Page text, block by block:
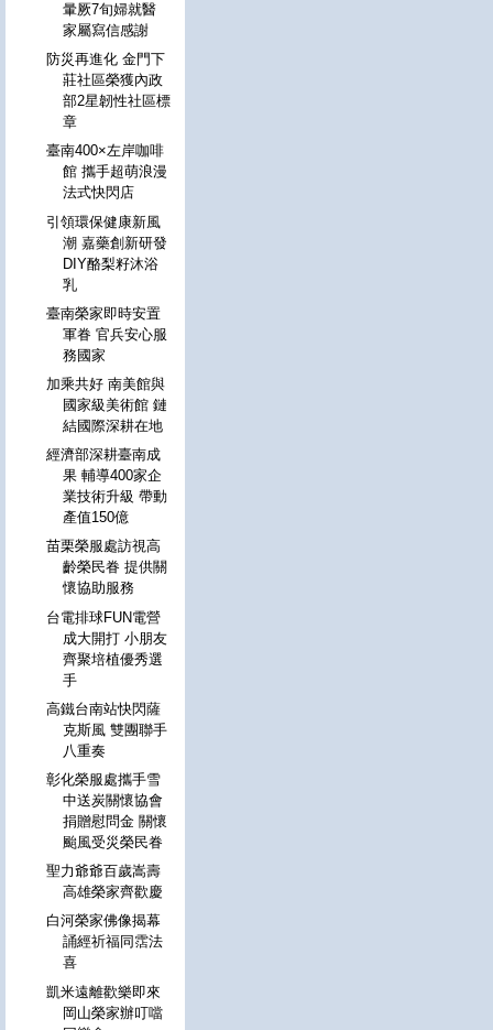
暈厥7旬婦就醫
家屬寫信感謝
防災再進化 金門下
莊社區榮獲內政
部2星韌性社區標
章
臺南400×左岸咖啡
館 攜手超萌浪漫
法式快閃店
引領環保健康新風
潮 嘉藥創新研發
DIY酪梨籽沐浴
乳
臺南榮家即時安置
軍眷 官兵安心服
務國家
加乘共好 南美館與
國家級美術館 鏈
結國際深耕在地
經濟部深耕臺南成
果 輔導400家企
業技術升級 帶動
產值150億
苗栗榮服處訪視高
齡榮民眷 提供關
懷協助服務
台電排球FUN電營
成大開打 小朋友
齊聚培植優秀選
手
高鐵台南站快閃薩
克斯風 雙團聯手
八重奏
彰化榮服處攜手雪
中送炭關懷協會
捐贈慰問金 關懷
颱風受災榮民眷
聖力爺爺百歲嵩壽
高雄榮家齊歡慶
白河榮家佛像揭幕
誦經祈福同霑法
喜
凱米遠離歡樂即來
岡山榮家辦叮噹